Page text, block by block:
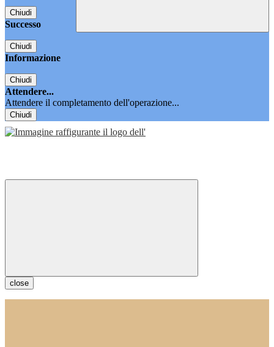
Chiudi
Successo
Chiudi
Informazione
Chiudi
Attendere...
Attendere il completamento dell'operazione...
Chiudi
close